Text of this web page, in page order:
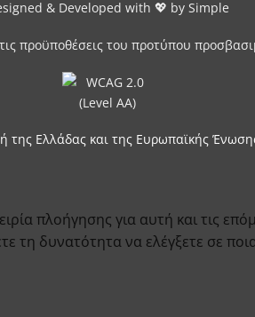
& Developed with 💖 by Simple
προϋποθέσεις του προτύπου
της Ελλάδας και της Ευρωπαϊκής
πλοήγησης για αυτή και τις
δυνατότητα να ελέγξετε σε ποια